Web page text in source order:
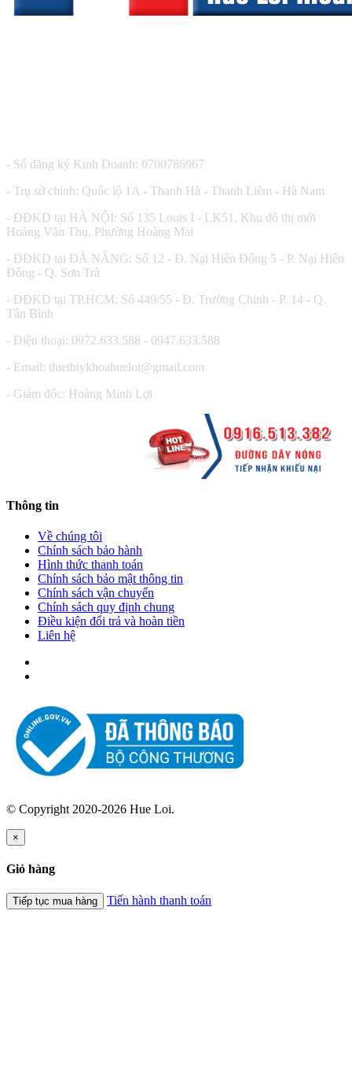
- Số đăng ký Kinh Doanh: 0700786967
- Trụ sở chính: Quốc lộ 1A - Thanh Hà - Thanh Liêm - Hà Nam
- ĐĐKD tại HÀ NỘI: Số 135 Louis I - LK51, Khu đô thị mới
Hoàng Văn Thụ, Phường Hoàng Mai
- ĐĐKD tại ĐÀ NẴNG: Số 12 - Đ. Nại Hiên Đông 5 - P. Nại Hiên
Đông - Q. Sơn Trà
- ĐĐKD tại TP.HCM: Số 449/55 - Đ. Trường Chinh - P. 14 - Q.
Tân Bình
- Điện thoại: 0972.633.588 - 0947.633.588
- Email: thietbiykhoahueloi@gmail.com
- Giám đốc: Hoàng Minh Lợi
Thông tin
Về chúng tôi
Chính sách bảo hành
Hình thức thanh toán
Chính sách bảo mật thông tin
Chính sách vận chuyển
Chính sách quy định chung
Điều kiện đổi trả và hoàn tiền
Liên hệ
© Copyright 2020-2026 Hue Loi.
×
Giỏ hàng
Tiếp tục mua hàng Tiến hành thanh toán